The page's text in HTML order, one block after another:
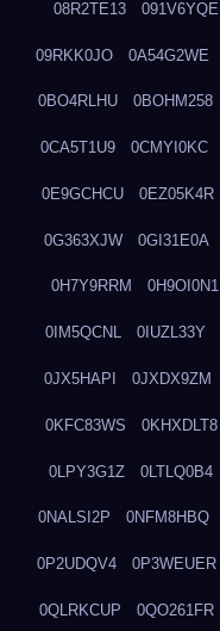
08R2TE13 091V6YQE
09RKK0JO 0A54G2WE
0BO4RLHU 0BOHM258
0CA5T1U9 0CMYI0KC
0E9GCHCU 0EZ05K4R
0G363XJW 0GI31E0A
0H7Y9RRM 0H9OI0N1
0IM5QCNL 0IUZL33Y
0JX5HAPI 0JXDX9ZM
0KFC83WS 0KHXDLT8
0LPY3G1Z 0LTLQ0B4
0NALSI2P 0NFM8HBQ
0P2UDQV4 0P3WEUER
0QLRKCUP 0QO261FR